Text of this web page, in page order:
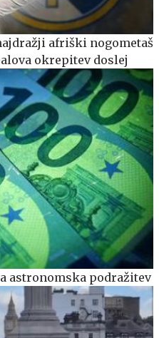
afriški nogometaš
okrepitev doslej
astronomska podražitev